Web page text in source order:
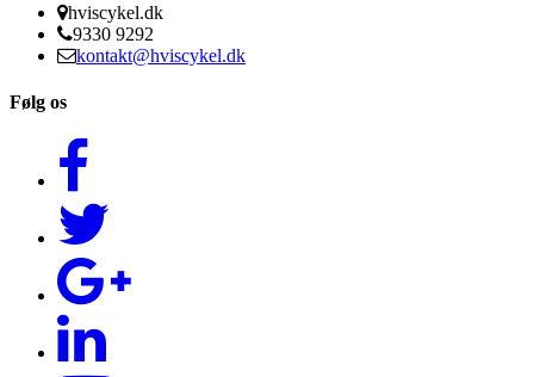
hviscykel.dk
9330 9292
kontakt@hviscykel.dk
Følg os